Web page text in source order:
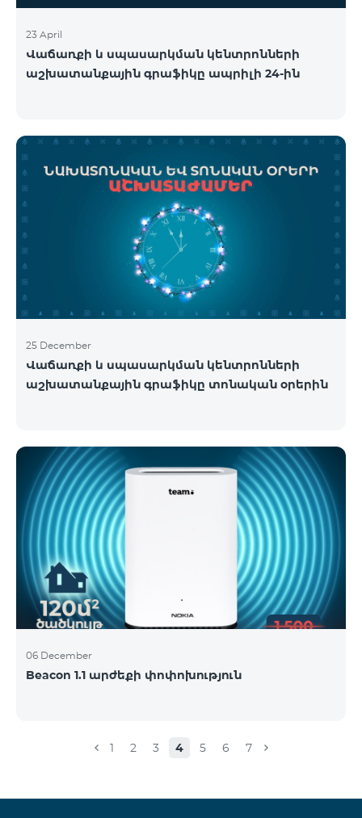
23 April
Վաճառքի և սպասարկման կենտրոնների
աշխատանքային գրաֆիկը ապրիլի 24-ին
25 December
Վաճառքի և սպասարկման կենտրոնների
աշխատանքային գրաֆիկը տոնական օրերին
06 December
Beacon 1.1 արժեքի փոփոխություն
1 2 3 4 5 6 7